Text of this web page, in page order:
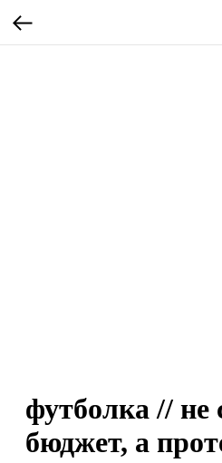
футболка // не
бюджет, а